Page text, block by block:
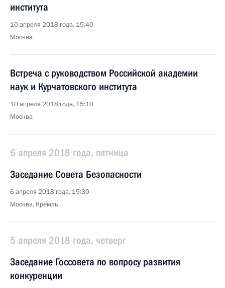
института
10 апреля 2018 года, 15:40
Москва
Встреча с руководством Российской академии
наук и Курчатовского института
10 апреля 2018 года, 15:10
Москва
6 апреля 2018 года, пятница
Заседание Совета Безопасности
6 апреля 2018 года, 15:30
Москва, Кремль
5 апреля 2018 года, четверг
Заседание Госсовета по вопросу развития
конкуренции